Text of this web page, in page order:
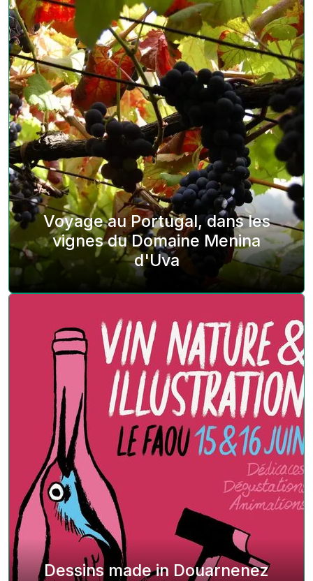
Voyage au Portugal, dans les
vignes du Domaine Menina
d'Uva
Dessins made in Douarnenez